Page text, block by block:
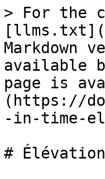
> For the
Markdown
available
page is
(https://
-in-time-
#